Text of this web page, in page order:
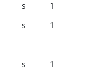
s
1
s
1
s
1